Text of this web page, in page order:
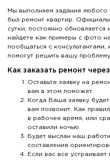
Мы выполняем задания
был ремонт квартир.
сутки, постоянно
найдете как примеры с фото
пообщаться с консультантами,
помогут решить вашу проблему.
Как заказать ремонт
Оставьте заявку на
вам в этом поможет.
Когда Ваша заявку
вам позвонит. Как
в рабочее время, или
оставили ночью.
Будет выслан наш
составления
Если вас все